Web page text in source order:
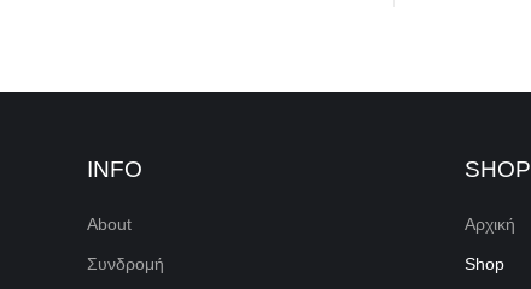
INFO
About
Συνδρομή
SHOP
Αρχική
Shop